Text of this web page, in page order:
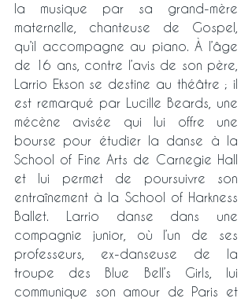
la musique par sa grand-mère
maternelle, chanteuse de Gospel,
qu’il accompagne au piano. À l’âge
de 16 ans, contre l’avis de son père,
Larrio Ekson se destine au théâtre ; il
est remarqué par Lucille Beards, une
mécène avisée qui lui offre une
bourse pour étudier la danse à la
School of Fine Arts de Carnegie Hall
et lui permet de poursuivre son
entraînement à la School of Harkness
Ballet. Larrio danse dans une
compagnie junior, où l’un de ses
professeurs, ex-danseuse de la
troupe des Blue Bell’s Girls, lui
communique son amour de Paris et